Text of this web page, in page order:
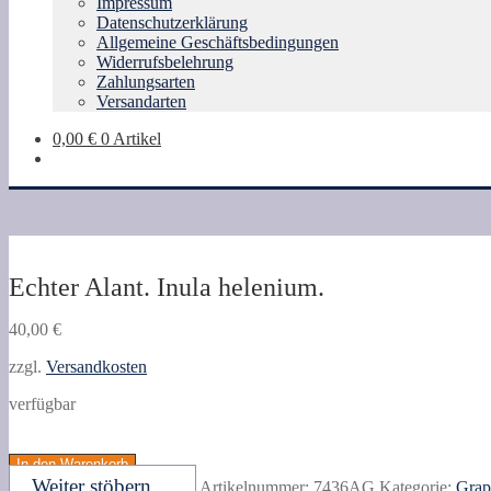
Datenschutzerklärung
Allgemeine Geschäftsbedingungen
Widerrufsbelehrung
Zahlungsarten
Versandarten
0,00 € 0 Artikel
Echter Alant. Inula helenium.
40,00 €
zzgl. Versandkosten
verfügbar
Alant.
Inula
In den Warenkorb
Weiter stöbern ... Artikelnummer: 7436AG Kategorie: